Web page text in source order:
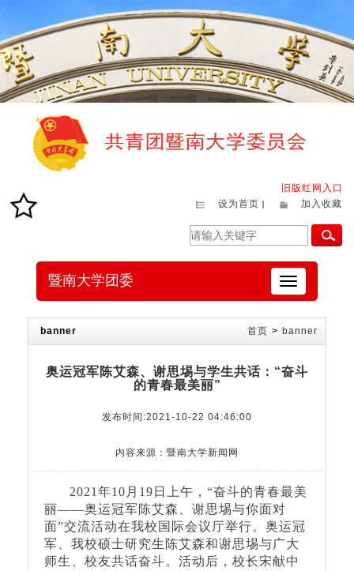
旧版红网入口
设为首页
加入收藏
切
换
航
暨南大学团委
banner 首页 > banner
奥运冠军陈艾森、谢思埸与学生共话：“奋斗
的青春最美丽”
发布时间:2021-10-22 04:46:00
内容来源：暨南大学新闻网
2021年10月19日上午，“奋斗的青春最美
丽——奥运冠军陈艾森、谢思埸与你面对
面”交流活动在我校国际会议厅举行。奥运冠
军、我校硕士研究生陈艾森和谢思埸与广大
师生、校友共话奋斗。活动后，校长宋献中